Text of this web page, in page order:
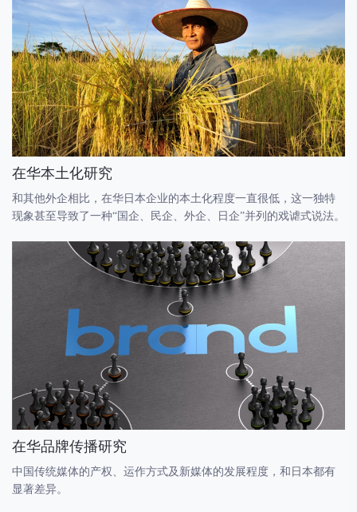
在华本土化研究
和其他外企相比，在华日本企业的本土化程度一直很低，这一独特
现象甚至导致了一种“国企、民企、外企、日企”并列的戏谑式说法。
在华品牌传播研究
中国传统媒体的产权、运作方式及新媒体的发展程度，和日本都有
显著差异。